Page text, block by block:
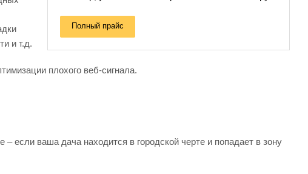
Полный прайс
и т.д.
плохого веб-сигнала.
если ваша дача находится в городской черте и попадает в зону